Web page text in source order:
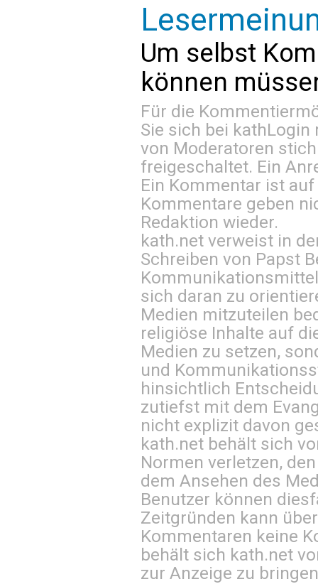
Um selbst
können
Für die
Sie sich bei kathLogin
von Moderatoren
freigeschaltet. Ein
Ein Kommentar ist
Kommentare geben
Redaktion wieder.
kath.net verweist in
Schreiben von Papst
sich daran zu
Medien mitzuteilen
religiöse Inhalte auf
Medien zu setzen,
und
hinsichtlich
zutiefst mit dem
nicht explizit davon
kath.net behält sich
Normen verletzen,
dem Ansehen des
Benutzer können
Zeitgründen kann
Kommentaren keine
behält sich kath.net
zur Anzeige zu